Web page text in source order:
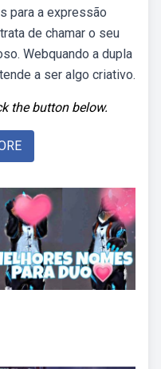
para a expressão
de chamar o seu
Webquando a dupla
a ser algo criativo.
the button below.